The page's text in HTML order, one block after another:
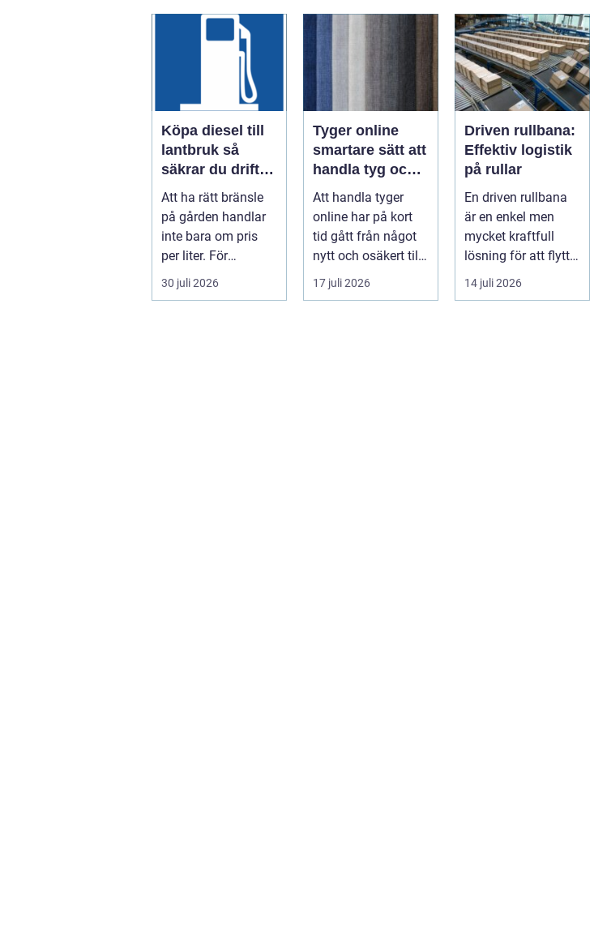
Köpa diesel till
lantbruk så
säkrar du driften
året runt
Att ha rätt bränsle
på gården handlar
inte bara om pris
per liter. För
lantbruket är diesel
en förut...
30 juli 2026
Tyger online
smartare sätt att
handla tyg och
hemtextil
Att handla tyger
online har på kort
tid gått från något
nytt och osäkert till
en självklar del av
må...
17 juli 2026
Driven rullbana:
Effektiv logistik
på rullar
En driven rullbana
är en enkel men
mycket kraftfull
lösning för att flytta
gods p&ari...
14 juli 2026